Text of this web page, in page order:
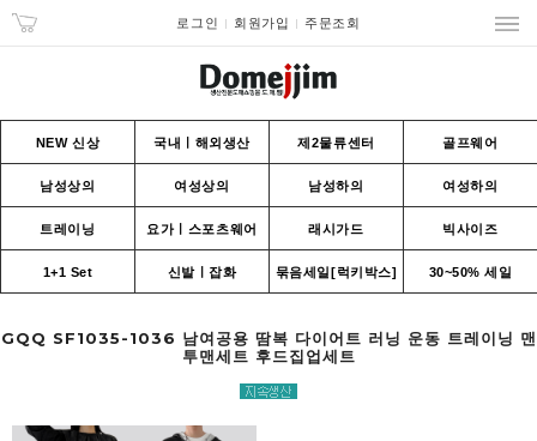
로그인 회원가입 주문조회
NEW 신상 국내ㅣ해외생산 제2물류센터 골프웨어
남성상의 여성상의 남성하의 여성하의
트레이닝 요가ㅣ스포츠웨어 래시가드 빅사이즈
1+1 Set 신발ㅣ잡화 묶음세일[럭키박스] 30~50% 세일
GQQ SF1035-1036 남여공용 땀복 다이어트 러닝 운동 트레이닝 맨
투맨세트 후드집업세트